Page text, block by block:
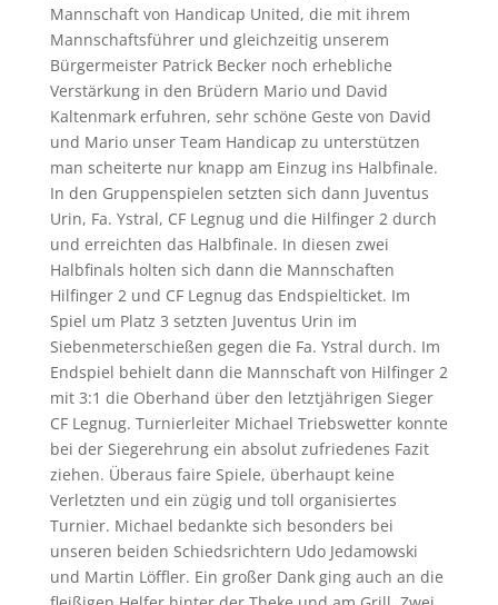
Mannschaft von Handicap United, die mit ihrem
Mannschaftsführer und gleichzeitig unserem
Bürgermeister Patrick Becker noch erhebliche
Verstärkung in den Brüdern Mario und David
Kaltenmark erfuhren, sehr schöne Geste von David
und Mario unser Team Handicap zu unterstützen
man scheiterte nur knapp am Einzug ins Halbfinale.
In den Gruppenspielen setzten sich dann Juventus
Urin, Fa. Ystral, CF Legnug und die Hilfinger 2 durch
und erreichten das Halbfinale. In diesen zwei
Halbfinals holten sich dann die Mannschaften
Hilfinger 2 und CF Legnug das Endspielticket. Im
Spiel um Platz 3 setzten Juventus Urin im
Siebenmeterschießen gegen die Fa. Ystral durch. Im
Endspiel behielt dann die Mannschaft von Hilfinger 2
mit 3:1 die Oberhand über den letztjährigen Sieger
CF Legnug. Turnierleiter Michael Triebswetter konnte
bei der Siegerehrung ein absolut zufriedenes Fazit
ziehen. Überaus faire Spiele, überhaupt keine
Verletzten und ein zügig und toll organisiertes
Turnier. Michael bedankte sich besonders bei
unseren beiden Schiedsrichtern Udo Jedamowski
und Martin Löffler. Ein großer Dank ging auch an die